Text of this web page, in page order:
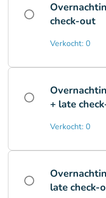
check-out
Verkocht: 0
+ late
Verkocht: 0
late check-